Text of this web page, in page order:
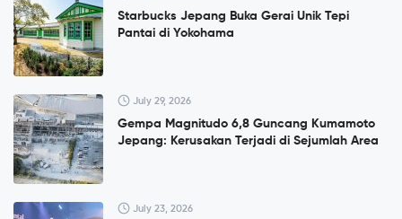
Starbucks Jepang Buka Gerai Unik Tepi
Pantai di Yokohama
July 29, 2026
Gempa Magnitudo 6,8 Guncang Kumamoto
Jepang: Kerusakan Terjadi di Sejumlah Area
July 23, 2026